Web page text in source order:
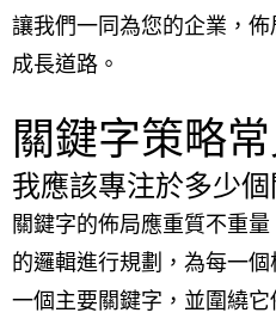
讓我們一同為您的企業，
成長道路。
關鍵字策略
我應該專注於多少個
關鍵字的佈局應重質不重量
的邏輯進行規劃，為每一
一個主要關鍵字，並圍繞